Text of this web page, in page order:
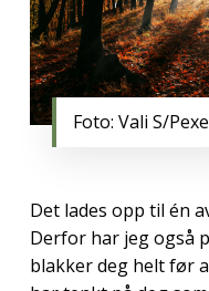
Foto: Vali S/
Det lades opp til én
Derfor har jeg også
blakker deg helt før